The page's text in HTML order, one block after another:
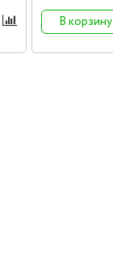
В корзину